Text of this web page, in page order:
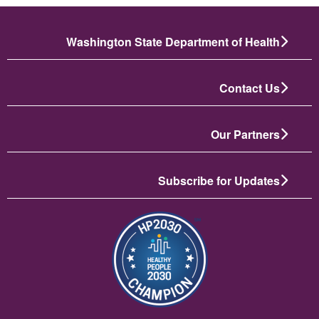
Washington State Department of Health
Contact Us
Our Partners
Subscribe for Updates
תמונה